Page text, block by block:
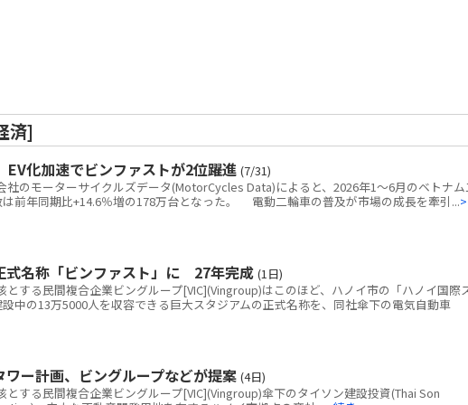
済]
化加速でビンファストが2位躍進 (7/31)
のモーターサイクルズデータ(MotorCycles Data)によると、2026年1～6月のベトナム
前年同期比+14.6％増の178万台となった。 電動二輪車の普及が市場の成長を牽引...
式名称「ビンファスト」に 27年完成 (1日)
する民間複合企業ビングループ[VIC](Vingroup)はこのほど、ハノイ市の「ハノイ国際
中の13万5000人を収容できる巨大スタジアムの正式名称を、同社傘下の電気自動車
ー計画、ビングループなどが提案 (4日)
する民間複合企業ビングループ[VIC](Vingroup)傘下のタイソン建設投資(Thai Son